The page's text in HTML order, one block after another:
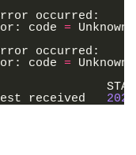
code = Unknown
code = Unknown
received 2022